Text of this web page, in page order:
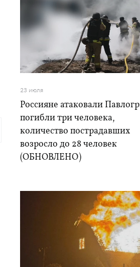
23 июля
Россияне атаковали
погибли три человека,
количество пострадавших
возросло до 28 человек
(ОБНОВЛЕНО)